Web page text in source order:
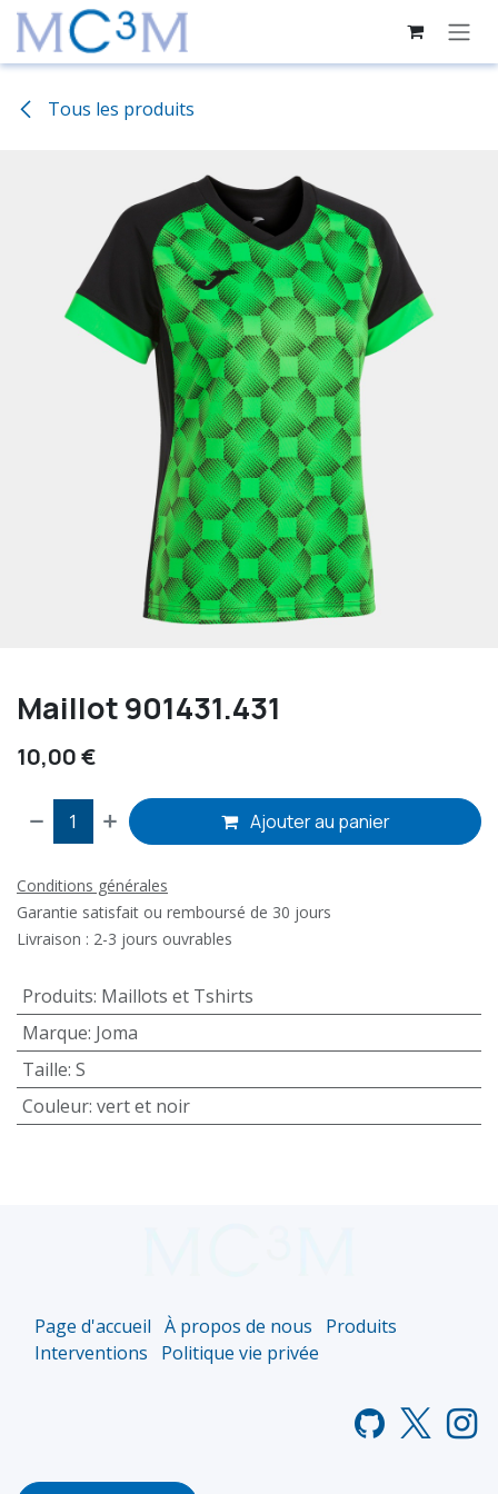
Se rendre au contenu
Tous les produits
Maillot 901431.431
10,00€
Ajouter au panier
Conditions générales
Garantie satisfait ou remboursé de 30 jours
Livraison : 2-3 jours ouvrables
Produits: Maillots et Tshirts
Marque: Joma
Taille: S
Couleur: vert et noir
Page d'accueil À propos de nous
Produits
Interventions
Politique vie privée